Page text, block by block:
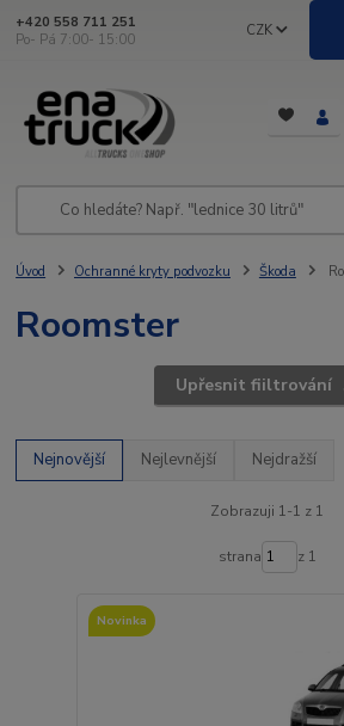
CZK
+420 558 711 251
Po- Pá 7:00- 15:00
Úvod Ochranné kryty podvozku Škoda
Roomster
Upřesnit fiiltrování
Nejnovější Nejlevnější Nejdražší
Zobrazuji 1-1 z 1
strana z 1
Novinka